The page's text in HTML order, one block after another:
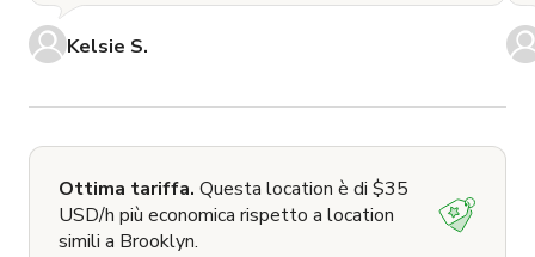
Kelsie S.
Ottima tariffa. Questa location è di $35
USD/h più economica rispetto a location
simili a Brooklyn.